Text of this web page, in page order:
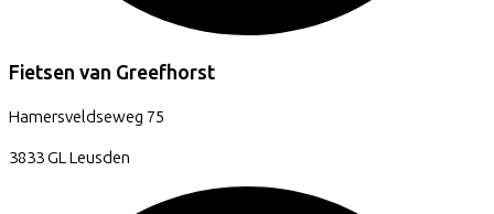
Fietsen van Greefhorst
Hamersveldseweg 75
3833 GLLeusden